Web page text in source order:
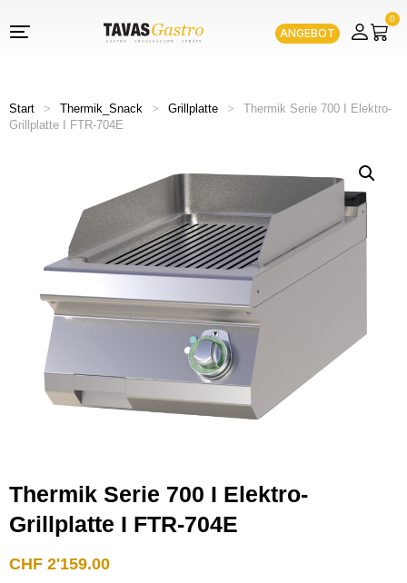
ANGEBOT
0
Start > Thermik_Snack > Grillplatte >
Thermik Serie 700 I Elektro-
Grillplatte I FTR-704E
Thermik Serie 700 I Elektro-
Grillplatte I FTR-704E
CHF 2'159.00